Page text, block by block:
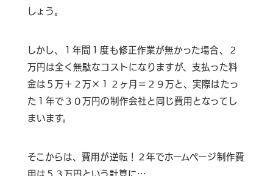
しょう。
しかし、１年間１度も修正作業が無かった場合、２
万円は全く無駄なコストになりますが、支払った料
金は５万＋２万×１２ヶ月＝２９万と、実際はたっ
た１年で３０万円の制作会社と同じ費用 となってし
まいます。
そこからは、費用が逆転！２年でホームページ制作費
用は５３万円という計算に…